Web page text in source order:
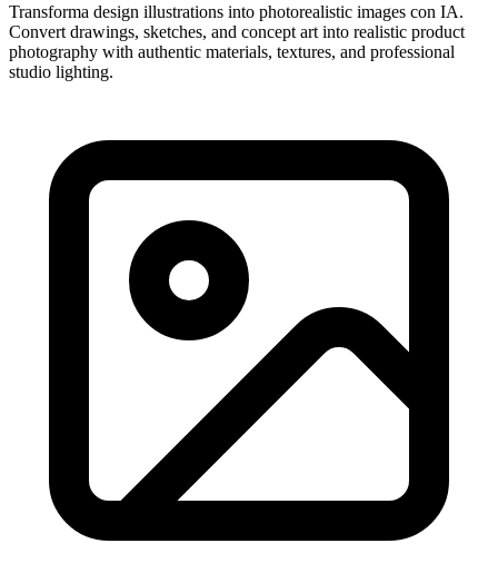
Transforma design illustrations into photorealistic images con IA.
Convert drawings, sketches, and concept art into realistic product
photography with authentic materials, textures, and professional
studio lighting.